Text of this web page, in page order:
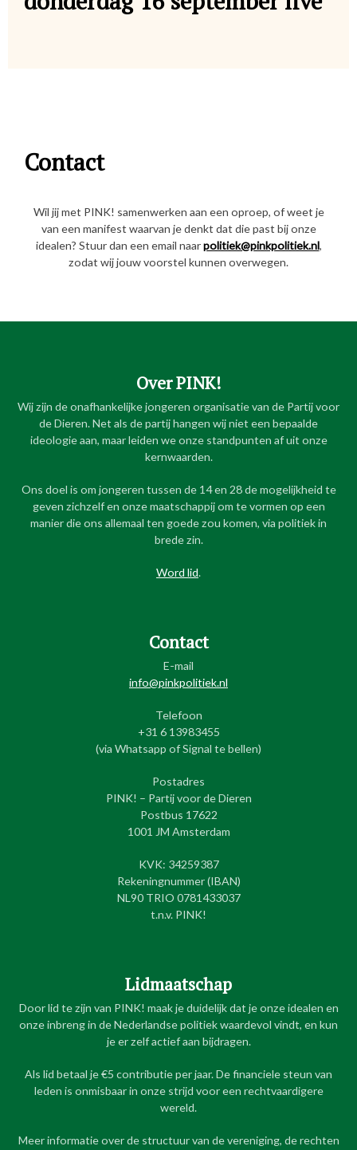
Contact
Wil jij met PINK! samenwerken aan een oproep, of weet je
van een manifest waarvan je denkt dat die past bij onze
idealen? Stuur dan een email naarpolitiek@pinkpolitiek.nl,
zodat wij jouw voorstel kunnen overwegen.
Over PINK!
Wij zijn de onafhankelijke jongeren organisatie van de Partij voor
de Dieren. Net als de partij hangen wij niet een bepaalde
ideologie aan, maar leiden we onze standpunten af uit onze
kernwaarden.
Ons doel is om jongeren tussen de 14 en 28 de mogelijkheid te
geven zichzelf en onze maatschappij om te vormen op een
manier die ons allemaal ten goede zou komen, via politiek in
brede zin.
Word lid.
Contact
E-mail
info@pinkpolitiek.nl
Telefoon
+31 6 13983455
(via Whatsapp of Signal te bellen)
Postadres
PINK! – Partij voor de Dieren
Postbus 17622
1001 JM Amsterdam
KVK: 34259387
Rekeningnummer (IBAN)
NL90 TRIO 0781433037
t.n.v. PINK!
Lidmaatschap
Door lid te zijn van PINK! maak je duidelijk dat je onze idealen en
onze inbreng in de Nederlandse politiek waardevol vindt, en kun
je er zelf actief aan bijdragen.
Als lid betaal je €5 contributie per jaar. De financiele steun van
leden is onmisbaar in onze strijd voor een rechtvaardigere
wereld.
Meer informatie over de structuur van de vereniging, de rechten